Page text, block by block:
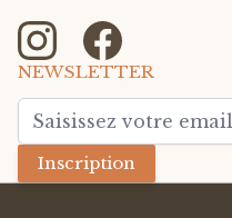
NEWSLETTER
Inscription